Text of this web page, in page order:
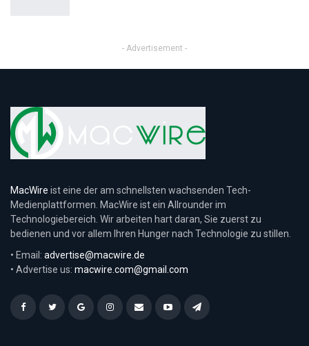
- Advertisement -
MacWire ist eine der am schnellsten wachsenden Tech-
Medienplattformen. MacWire ist ein Allrounder im
Technologiebereich. Wir arbeiten hart daran, Sie zuerst zu
bedienen und vor allem Ihren Hunger nach Technologie zu stillen.
• Email: advertise@macwire.de
• Advertise us: macwire.com@gmail.com